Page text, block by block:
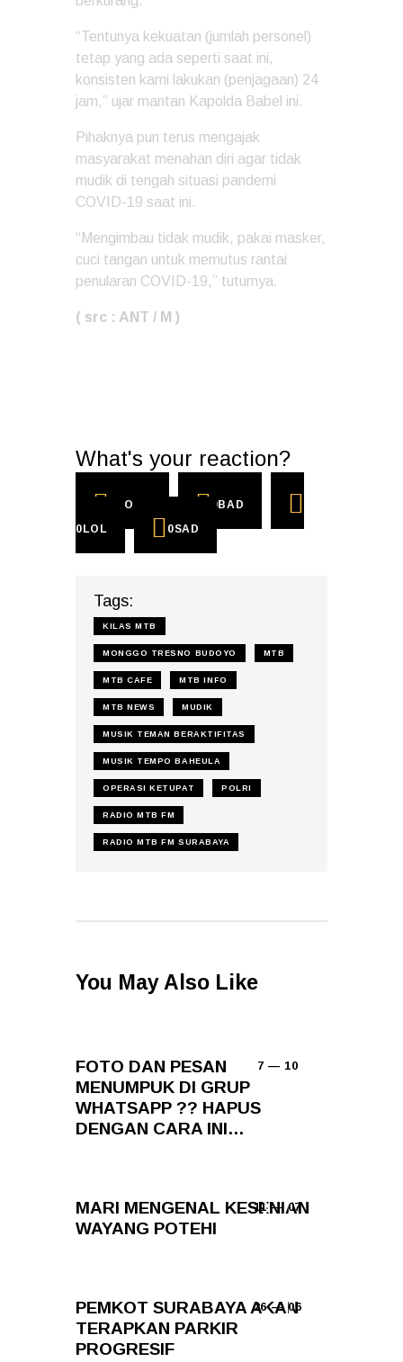
“Tentunya kekuatan (jumlah personel)
tetap yang ada seperti saat ini,
konsisten kami lakukan (penjagaan) 24
jam,” ujar mantan Kapolda Babel ini.
Pihaknya pun terus mengajak
masyarakat menahan diri agar tidak
mudik di tengah situasi pandemi
COVID-19 saat ini.
“Mengimbau tidak mudik, pakai masker,
cuci tangan untuk memutus rantai
penularan COVID-19,” tuturnya.
( src : ANT / M )
What's your reaction?
COOL 0BAD
0 LOL 0SAD
Tags:
KILAS MTB
MONGGO TRESNO BUDOYO MTB
MTB CAFE MTB INFO
MTB NEWS MUDIK
MUSIK TEMAN BERAKTIFITAS
MUSIK TEMPO BAHEULA
OPERASI KETUPAT POLRI
RADIO MTB FM
RADIO MTB FM SURABAYA
You May Also Like
7 — 10
FOTO DAN PESAN
MENUMPUK DI GRUP
WHATSAPP ?? HAPUS
DENGAN CARA INI…
11 — 07
MARI MENGENAL KESENIAN
WAYANG POTEHI
26 — 06
PEMKOT SURABAYA AKAN
TERAPKAN PARKIR
PROGRESIF